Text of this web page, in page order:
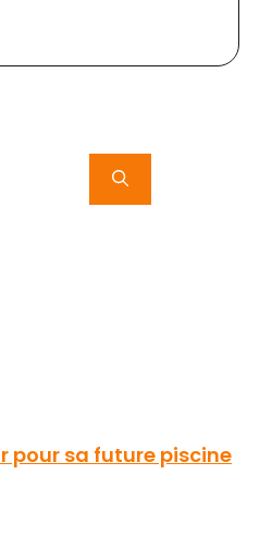
pour sa future piscine